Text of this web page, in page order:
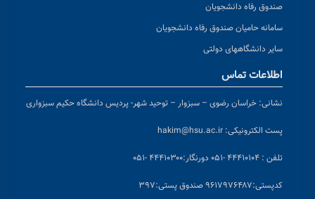
صندوق رفاه دانشجویان
سامانه حامیان صندوق رفاه دانشجویان
سایر دانشگاههای دولتی
اطلاعات تماس
نشانی: خراسان رضوی – سبزوار – توحید شهر- پردیس دانشگاه حکیم سبزواری
پست الکترونیکی: hakim@hsu.ac.ir
تلفن : ۴۴۴۱۰۱۰۴ -۰۵۱ دورنگار:۴۴۴۱۰۳۰۰ -۰۵۱
کدپستی:۹۶۱۷۹۷۶۴۸۷ صندوق پستی:۳۹۷